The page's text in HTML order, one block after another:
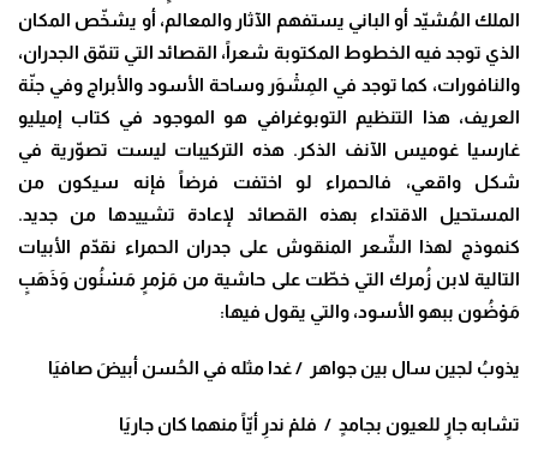
الملك المُشيّد أو الباني يستفهم الآثار والمعالم، أو يشخّص المكان
الذي توجد فيه الخطوط المكتوبة شعراً، القصائد التي تنمّق الجدران،
والنافورات، كما توجد في المِشْوَر وساحة الأسود والأبراج وفي جنّة
العريف، هذا التنظيم التوبوغرافي هو الموجود في كتاب إميليو
غارسيا غوميس الآنف الذكر. هذه التركيبات ليست تصوّرية في
شكل واقعي، فالحمراء لو اختفت فرضاً فإنه سيكون من
المستحيل الاقتداء بهذه القصائد لإعادة تشييدها من جديد.
كنموذج لهذا الشّعر المنقوش على جدران الحمراء نقدّم الأبيات
التالية لابن زُمرك التي خطّت على حاشية من مَرْمرٍ مَسْنُون وَذَهَبٍ
مَوْضُون ببهو الأسود، والتي يقول فيها:
يذوبُ لجين سال بين جواهر / غدا مثله في الحُسن أبيضَ صافيَا
تشابه جارٍ للعيون بجامدٍ / فلمْ ندرِ أيّاً منهما كان جاريَا